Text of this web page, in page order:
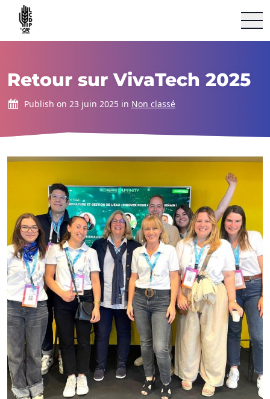
Le Village by CA Châteaudun
Retour sur VivaTech 2025
Publish on 23 juin 2025 in Non classé